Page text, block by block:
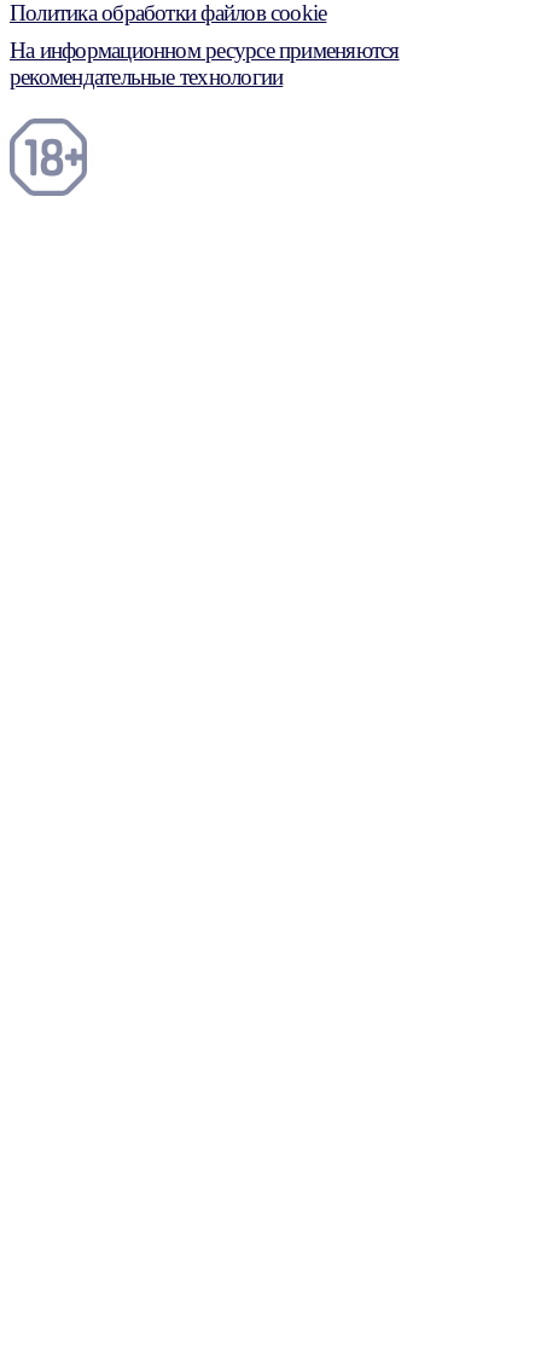
Политика обработки файлов cookie
На информационном ресурсе применяются
рекомендательные технологии